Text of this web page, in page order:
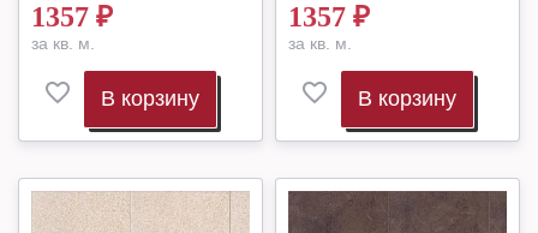
1357 ₽
за кв. м.
В корзину
1357 ₽
за кв. м.
В корзину